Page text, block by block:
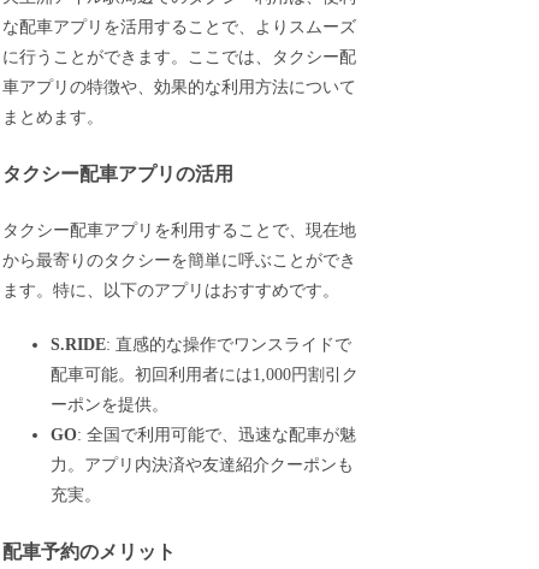
な配車アプリを活用することで、よりスムーズ
に行うことができます。ここでは、タクシー配
車アプリの特徴や、効果的な利用方法について
まとめます。
タクシー配車アプリの活用
タクシー配車アプリを利用することで、現在地
から最寄りのタクシーを簡単に呼ぶことができ
ます。特に、以下のアプリはおすすめです。
S.RIDE: 直感的な操作でワンスライドで
配車可能。初回利用者には1,000円割引ク
ーポンを提供。
GO: 全国で利用可能で、迅速な配車が魅
力。アプリ内決済や友達紹介クーポンも
充実。
配車予約のメリット